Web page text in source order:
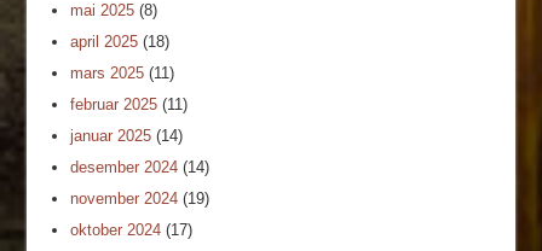
mai 2025 (8)
april 2025 (18)
mars 2025 (11)
februar 2025 (11)
januar 2025 (14)
desember 2024 (14)
november 2024 (19)
oktober 2024 (17)